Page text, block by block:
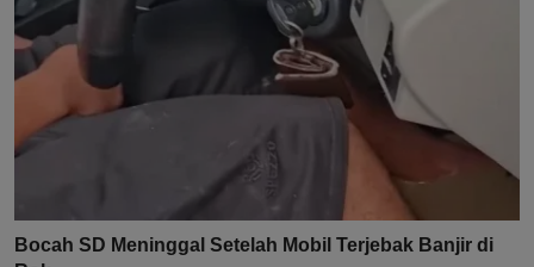
Bocah SD Meninggal Setelah Mobil Terjebak Banjir di